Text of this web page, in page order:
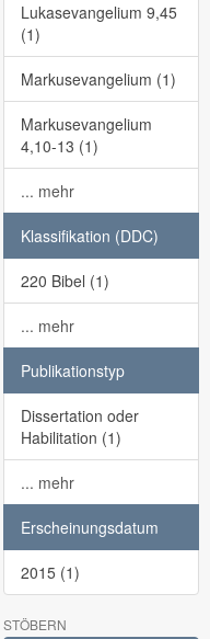
Lukasevangelium 9,45
(1)
Markusevangelium (1)
Markusevangelium
4,10-13 (1)
... mehr
Klassifikation (DDC)
220 Bibel (1)
... mehr
Publikationstyp
Dissertation oder
Habilitation (1)
... mehr
Erscheinungsdatum
2015 (1)
STÖBERN